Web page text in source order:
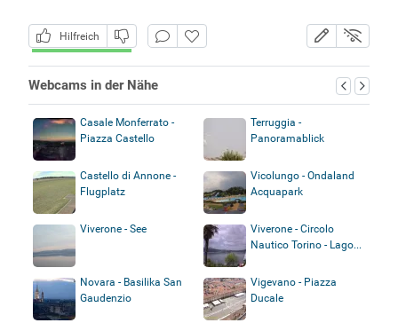
Hilfreich
Webcams in der Nähe
Casale Monferrato -
Piazza Castello
Terruggia -
Panoramablick
Castello di Annone -
Flugplatz
Vicolungo - Ondaland
Acquapark
Viverone - See
Viverone - Circolo
Nautico Torino - Lago...
Novara - Basilika San
Gaudenzio
Vigevano - Piazza
Ducale